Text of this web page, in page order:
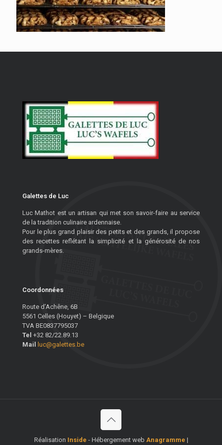
Galettes de Luc
Luc Mathot est un artisan qui met son savoir-faire au service
de la tradition culinaire ardennaise.
Pour le plus grand plaisir des petits et des grands, il propose
des recettes reflétant la simplicité et la générosité de nos
grands-mères.
Coordonnées
Route d’Achêne, 6B
5561 Celles (Houyet) – Belgique
TVA BE0837795037
Tel +32 82/22.89.13
Mail
luc@galettes.be
Réalisation Inside - Hébergement web Anagramme |